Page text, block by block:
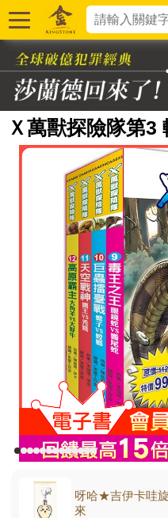
Ｘ萬獸探險隊第3
呀哈★吉伊卡哇
來